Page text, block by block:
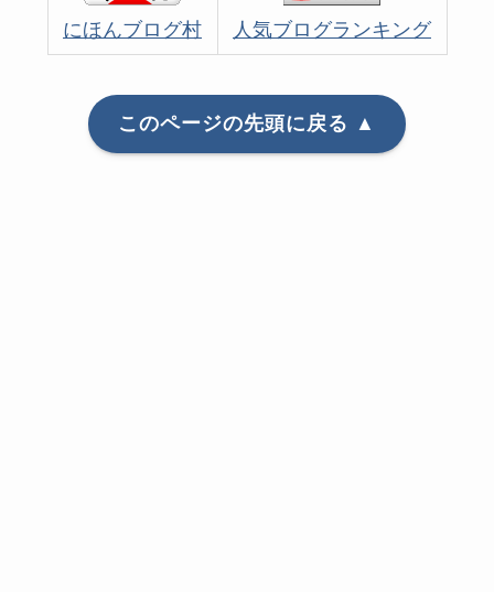
にほんブログ村 人気ブログランキング
このページの先頭に戻る ▲